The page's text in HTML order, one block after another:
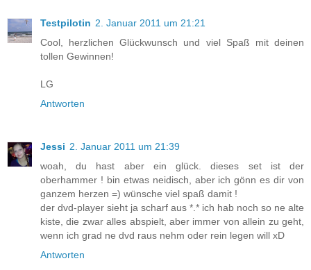
Testpilotin 2. Januar 2011 um 21:21
Cool, herzlichen Glückwunsch und viel Spaß mit deinen
tollen Gewinnen!
LG
Antworten
Jessi 2. Januar 2011 um 21:39
woah, du hast aber ein glück. dieses set ist der
oberhammer ! bin etwas neidisch, aber ich gönn es dir von
ganzem herzen =) wünsche viel spaß damit !
der dvd-player sieht ja scharf aus *.* ich hab noch so ne alte
kiste, die zwar alles abspielt, aber immer von allein zu geht,
wenn ich grad ne dvd raus nehm oder rein legen will xD
Antworten